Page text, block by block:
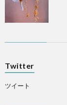
Twitter
ツイート